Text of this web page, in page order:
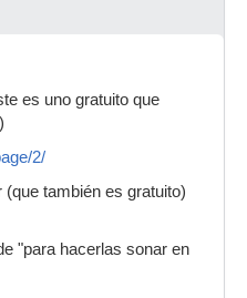
es uno gratuito que
2/
también es gratuito)
"para hacerlas sonar en